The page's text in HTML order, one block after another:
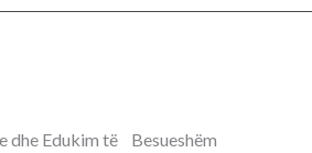
dhe Edukim të Besueshëm